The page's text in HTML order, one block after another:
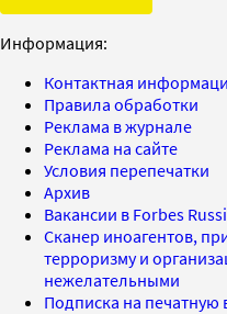
Информация:
Контактная
Правила обработки
Реклама в журнале
Реклама на сайте
Условия перепечатки
Архив
Вакансии в Forbes
Сканер иноагентов,
терроризму и
нежелательными
Подписка на